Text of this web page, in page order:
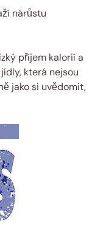
nárůstu
příjem kalorií a
která nejsou
jako si uvědomit,